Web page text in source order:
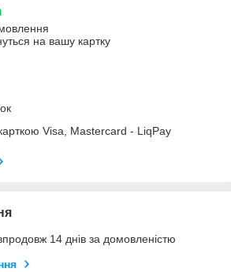
на вашу картку
Visa, Mastercard - LiqPay
14 днів за домовленістю